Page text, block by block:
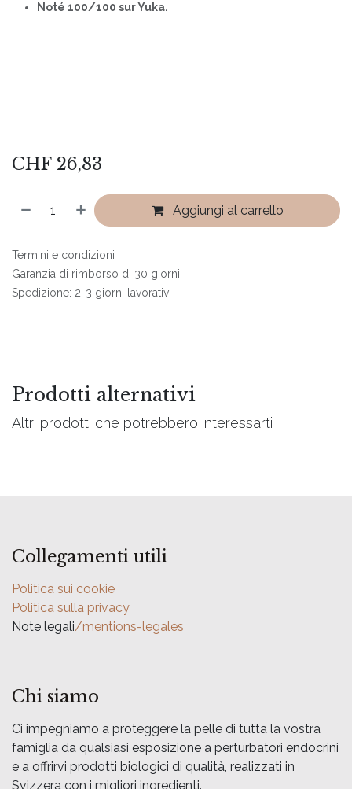
Noté 100/100 sur Yuka.
CHF 26,83
Aggiungi al carrello
Termini e condizioni
Garanzia di rimborso di 30 giorni
Spedizione: 2-3 giorni lavorativi
Prodotti alternativi
Altri prodotti che potrebbero interessarti
Collegamenti utili
Politica sui cookie
Politica sulla privacy
Note legali/mentions-legales
Chi siamo
Ci impegniamo a proteggere la pelle di tutta la vostra
famiglia da qualsiasi esposizione a perturbatori endocrini
e a offrirvi prodotti biologici di qualità, realizzati in
Svizzera con i migliori ingredienti.